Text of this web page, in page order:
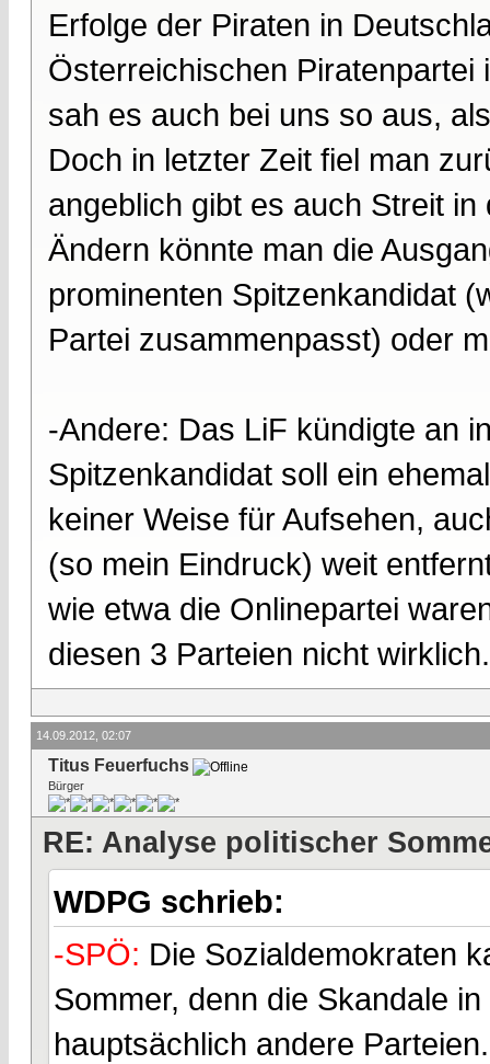
Erfolge der Piraten in
Österreichischen
sah es auch bei uns so aus,
Doch in letzter Zeit fiel man
angeblich gibt es auch Streit
Ändern könnte man die
prominenten Spitzenkandidat
Partei zusammenpasst) oder
-Andere: Das LiF kündigte an
Spitzenkandidat soll ein
keiner Weise für Aufsehen,
(so mein Eindruck) weit
wie etwa die Onlinepartei
diesen 3 Parteien nicht wirklich.
14.09.2012, 02:07
Titus Feuerfuchs
Bürger
RE: Analyse politischer
WDPG schrieb:
-SPÖ: Die Sozialdemokraten
Sommer, denn die Skandale
hauptsächlich andere